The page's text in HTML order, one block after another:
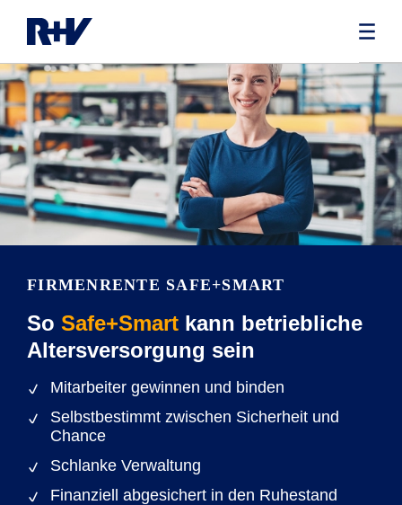
FIRMENRENTE SAFE+SMART
So Safe+Smart kann betriebliche
Altersversorgung sein
Mitarbeiter gewinnen und binden
Selbstbestimmt zwischen Sicherheit und
Chance
Schlanke Verwaltung
Finanziell abgesichert in den Ruhestand